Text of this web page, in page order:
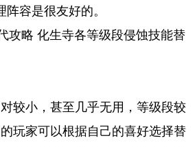
容是很友好的。
攻略 化生寺各等级段侵蚀技能替
较小，甚至几乎无用，等级段较
玩家可以根据自己的喜好选择替